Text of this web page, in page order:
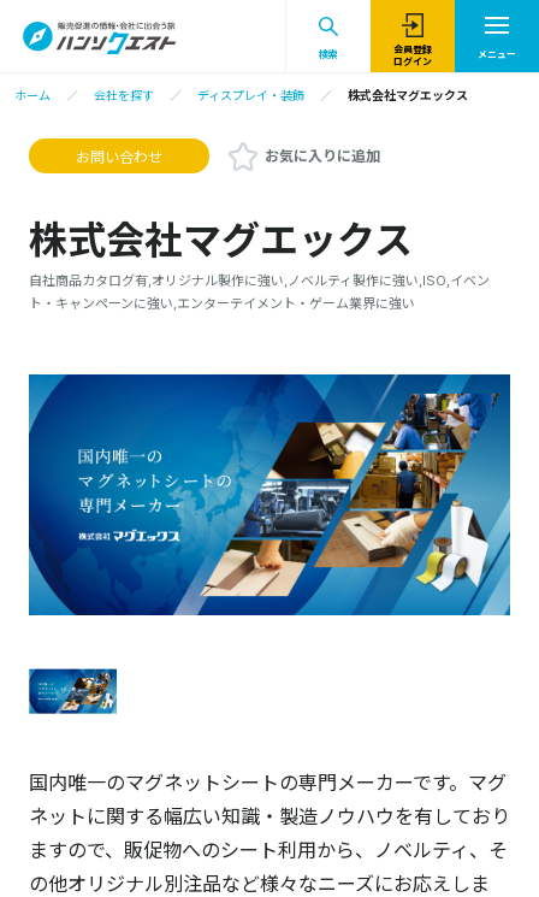
検索
会員登録
ログイン
メニュー
ホーム 会社を探す ディスプレイ・装飾 株式会社マグエックス
お問い合わせ お気に入りに追加
株式会社マグエックス
自社商品カタログ有,オリジナル製作に強い,ノベルティ製作に強い,ISO,イベン
ト・キャンペーンに強い,エンターテイメント・ゲーム業界に強い
国内唯一のマグネットシートの専門メーカーです。マグ
ネットに関する幅広い知識・製造ノウハウを有しており
ますので、販促物へのシート利用から、ノベルティ、そ
の他オリジナル別注品など様々なニーズにお応えしま